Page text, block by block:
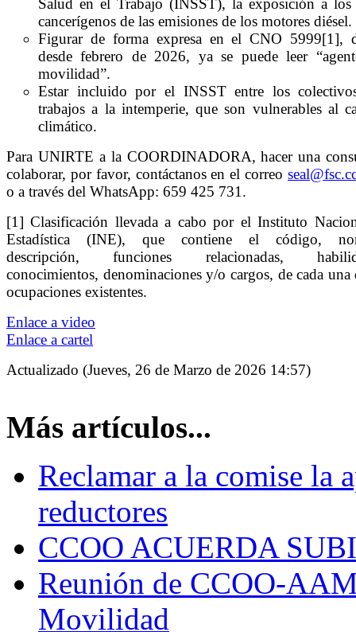
cancerígenos de las emisiones de los motores diésel.
Figurar de forma expresa en el CNO 5999[1],
desde febrero de 2026, ya se puede leer
movilidad”.
Estar incluido por el INSST entre los
trabajos a la intemperie, que son vulnerables al
climático.
Para UNIRTE a la COORDINADORA, hacer una
colaborar, por favor, contáctanos en el correo
o a través del WhatsApp: 659 425 731.
[1] Clasificación llevada a cabo por el Instituto
Estadística (INE), que contiene el código,
descripción, funciones relacionadas,
conocimientos, denominaciones y/o cargos, de cada una
ocupaciones existentes.
Enlace a video
Enlace a cartel
Actualizado (Jueves, 26 de Marzo de 2026 14:57)
Más artículos...
Reclamar a la comise la
reductores
CCOO ACUERDA
Reunión de CCOO-
Movilidad